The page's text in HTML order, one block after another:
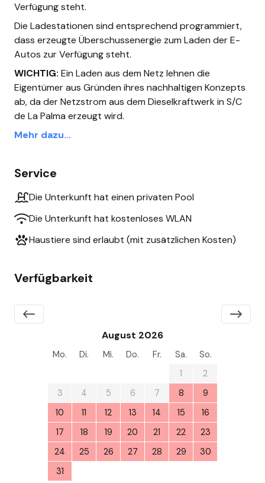
Verfügung steht.
Die Ladestationen sind entsprechend programmiert,
dass erzeugte Überschussenergie zum Laden der E-
Autos zur Verfügung steht.
WICHTIG: Ein Laden aus dem Netz lehnen die
Eigentümer aus Gründen ihres nachhaltigen Konzepts
ab, da der Netzstrom aus dem Dieselkraftwerk in S/C
de La Palma erzeugt wird.
Mehr dazu...
Service
Die Unterkunft hat einen privaten Pool
Die Unterkunft hat kostenloses WLAN
Haustiere sind erlaubt (mit zusätzlichen Kosten)
Verfügbarkeit
August 2026
Mo. Di. Mi. Do. Fr. Sa.
So.
1
2
3
4 5 6 7 8
9
10
11 12 13 14 15
16
17
18 19 20 21 22
23
24
25 26 27 28 29
30
31